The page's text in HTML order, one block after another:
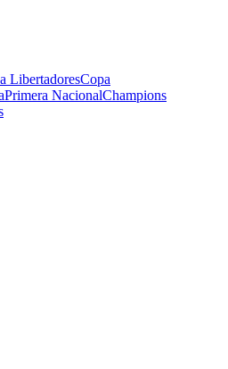
LibertadoresCopa
Primera NacionalChampions